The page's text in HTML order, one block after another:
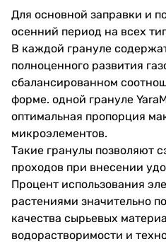
Для основной заправки и
осенний период на всех
В каждой грануле
полноценного развития
сбалансированном
форме. одной грануле
оптимальная пропорция
микроэлементов.
Такие гранулы позволяют
проходов при внесении
Процент использования
растениями значительно
качества сырьевых
водорастворимости и